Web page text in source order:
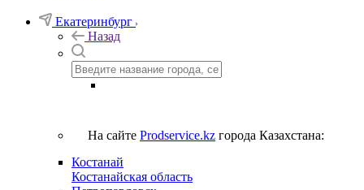
Екатеринбург
Назад
На сайте Prodservice.kz города Казахстана:
Костанай
Костанайская область